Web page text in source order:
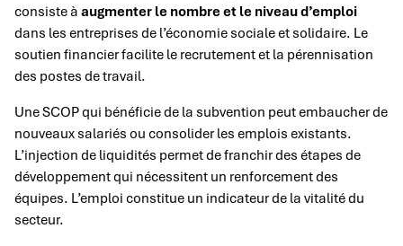
consiste à augmenter le nombre et le niveau d’emploi
dans les entreprises de l’économie sociale et solidaire. Le
soutien financier facilite le recrutement et la pérennisation
des postes de travail.
Une SCOP qui bénéficie de la subvention peut embaucher de
nouveaux salariés ou consolider les emplois existants.
L’injection de liquidités permet de franchir des étapes de
développement qui nécessitent un renforcement des
équipes. L’emploi constitue un indicateur de la vitalité du
secteur.